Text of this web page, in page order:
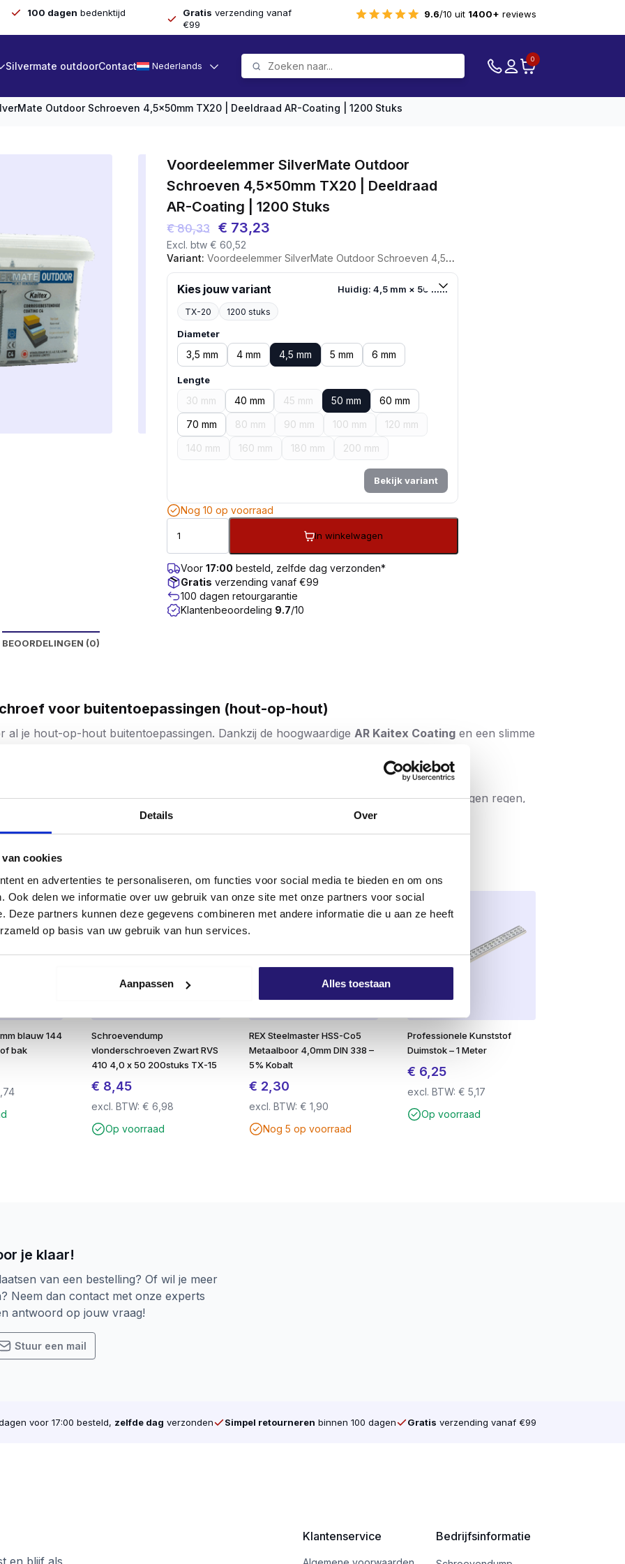
Details Over
cookies
en advertenties te personaliseren, om functies voor social media te bieden en om ons
Ook delen we informatie over uw gebruik van onze site met onze partners voor social
Deze partners kunnen deze gegevens combineren met andere informatie die u aan ze heeft
op basis van uw gebruik van hun services.
Aanpassen Alles toestaan
100 dagen bedenktijd Gratis verzending vanaf
€99
9.6/10 uit 1400+ reviews
Silvermate outdoorContact Nederlands
0
Outdoor Schroeven 4,5x50mm TX20 | Deeldraad AR-Coating | 1200 Stuks
Voordeelemmer SilverMate Outdoor
Schroeven 4,5x50mm TX20 | Deeldraad
AR-Coating | 1200 Stuks
€80,33
Oorspronkelijke
prijs
was:
€ 80,33.
€ 73,23Huidige
is:
€ 73,23.
Excl. btw € 60,52
Variant: Voordeelemmer SilverMate Outdoor Schroeven 4,5x50mm TX20 | Deeldraad AR-Coating | 1200 Stuks
Kies jouw variant Huidig: 4,5 mm × 50 mm
TX-20 1200 stuks
Diameter
3,5 mm 4 mm 4,5 mm 5 mm 6 mm
Lengte
30 mm 40 mm 45 mm 50 mm
60 mm
70 mm
80 mm 90 mm 100 mm
120 mm
140 mm
160 mm 180 mm 200 mm
Bekijk variant
Nog 10 op voorraad
In winkelwagen
Voor 17:00 besteld, zelfde dag verzonden*
Gratis verzending vanaf €99
100 dagen retourgarantie
Klantenbeoordeling 9.7/10
BEOORDELINGEN (0)
voor buitentoepassingen (hout-op-hout)
al je hout-op-hout buitentoepassingen. Dankzij de hoogwaardige AR Kaitex Coatingen een slimme
van
anti-roestlaag die voldoet aancorrosieklasse C4. Hierdoor is de schroef bestand tegen regen,
zoals schuttingen, gevelbekleding, pergola’s, vlonders en overkappingen. De
beschadigingen, wat zorgt voor een langere levensduur.
SilverMate Outdoor schroeventot twee keer zo sterk, waardoor de kans op afbreken tijdens
of bij hoge belasting. Daarmee bieden ze zekerheid voor zowel de professional als de doe-het-
grip zonder doorslippen.
en veilige verwerking.
en fijne schroefdraad.
roestbescherming
Gemaakt om te blijven.
blauw 144
bak
Schroevendump
vlonderschroeven Zwart RVS
410 4,0 x 50 200stuks TX-15
€ 8,45
excl. BTW:€ 6,98
Op voorraad
REX Steelmaster HSS-Co5
Metaalboor 4,0mm DIN 338 –
5% Kobalt
€ 2,30
excl. BTW:€ 1,90
Nog 5 op voorraad
Professionele Kunststof
Duimstok – 1 Meter
€ 6,25
excl. BTW: € 5,17
Op voorraad
je klaar!
van een bestelling? Of wil je meer
Neem dan contact met onze experts
antwoord op jouw vraag!
Stuur een mail
voor 17:00 besteld, zelfde dag verzonden Simpel retourneren binnen 100 dagen Gratis verzending vanaf €99
Klantenservice Bedrijfsinformatie